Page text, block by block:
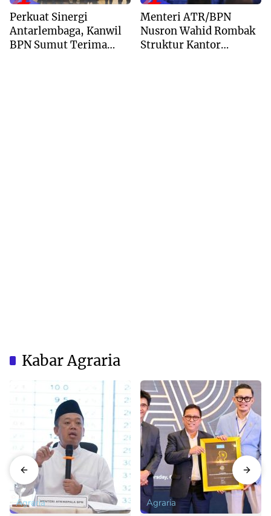
Perkuat Sinergi
Antarlembaga, Kanwil
BPN Sumut Terima
Menteri ATR/BPN
Nusron Wahid Rombak
Struktur Kantor
Kabar Agraria
Agraria Agraria